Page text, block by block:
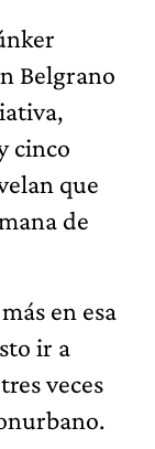
Belgrano
cinco
que
de
en esa
ir a
veces